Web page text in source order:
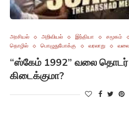
அரசியல் அறிவியல் இந்தியா சமூகம்
தொழில்
பொழுதுபோக்கு வரலாறு
“ஸ்கேம் 1992” வலை
கிடைக்குமா?